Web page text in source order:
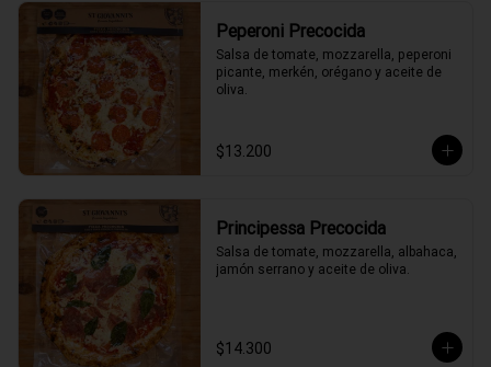
Peperoni Precocida
Salsa de tomate, mozzarella, peperoni
picante, merkén, orégano y aceite de
oliva.
$13.200
Principessa Precocida
Salsa de tomate, mozzarella, albahaca,
jamón serrano y aceite de oliva.
$14.300